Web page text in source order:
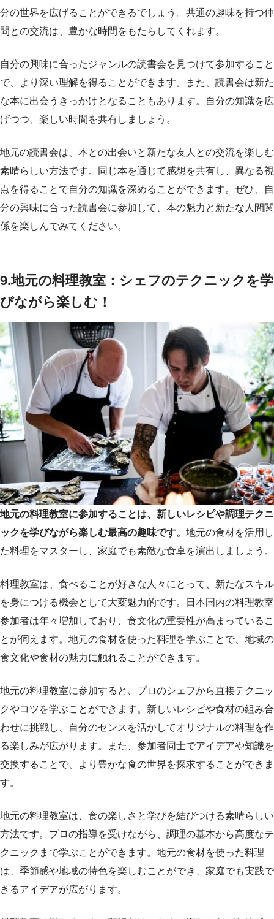
分の世界を広げることができるでしょう。共通の趣味を持つ仲
間との交流は、豊かな時間をもたらしてくれます。
自分の興味に合ったジャンルの読書会を見つけて参加すること
で、より深い理解を得ることができます。また、読書会は新た
な本に出会うきっかけとなることもあります。自分の知識を広
げつつ、楽しい時間を共有しましょう。
地元の読書会は、本との出会いと新たな友人との交流を楽しむ
素晴らしい方法です。同じ本を通じて感想を共有し、異なる視
点を得ることで自分の知識を深めることができます。ぜひ、自
分の興味に合った読書会に参加して、本の魅力と新たな人間関
係を楽しんでみてください。
9.地元の料理教室：シェフのテクニックを学
びながら楽しむ！
地元の料理教室に参加することは、新しいレシピや調理テクニ
ックを学びながら楽しむ最高の趣味です。 地元の食材を活用し
た料理をマスターし、家庭でも素敵な食卓を演出しましょう。
料理教室は、食べることが好きな人々にとって、新たなスキル
を身につける機会として大変魅力的です。日本国内の料理教室
参加者は年々増加しており、食文化の重要性が高まっているこ
とが伺えます。地元の食材を使った料理を学ぶことで、地域の
食文化や食材の魅力に触れることができます。
地元の料理教室に参加すると、プロのシェフから直接テクニッ
クやコツを学ぶことができます。新しいレシピや食材の組み合
わせに挑戦し、自分のセンスを活かしてオリジナルの料理を作
る楽しみが広がります。また、参加者同士でアイデアや知識を
交換することで、より豊かな食の世界を探求することができま
す。
地元の料理教室は、食の楽しさと学びを結びつける素晴らしい
方法です。プロの指導を受けながら、調理の基本から高度なテ
クニックまで学ぶことができます。地元の食材を使った料理
は、季節感や地域の特色を楽しむことができ、家庭でも実践で
きるアイデアが広がります。